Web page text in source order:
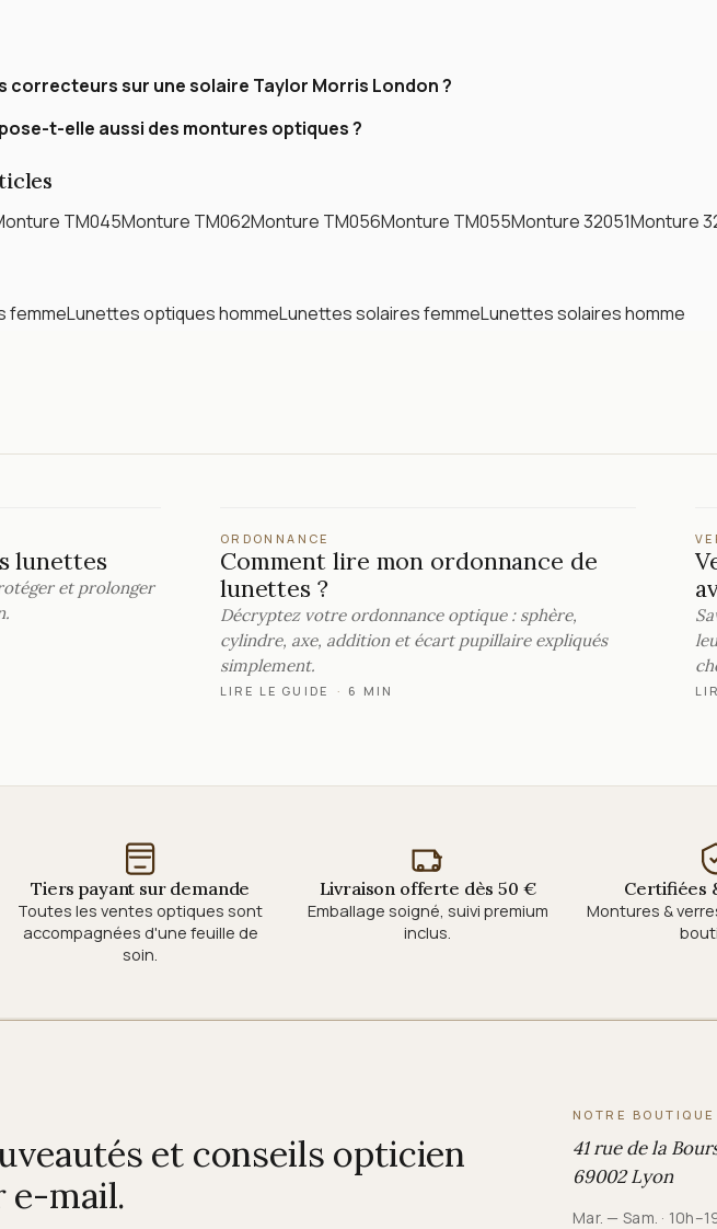
correcteurs sur une solaire Taylor Morris London ?
t-elle aussi des montures optiques ?
TM045Monture TM062Monture TM056Monture TM055Monture 32051Monture
femmeLunettes optiques hommeLunettes solaires femmeLunettes solaires homme
lunettes
et prolonger
ORDONNANCE
Comment lire mon ordonnance de
lunettes ?
Décryptez votre ordonnance optique : sphère,
cylindre, axe, addition et écart pupillaire expliqués
simplement.
LIRE LE GUIDE · 6 MIN
Tiers payant sur demande
Toutes les ventes optiques sont
accompagnées d'une feuille de
soin.
Livraison offerte dès 50 €
Emballage soigné, suivi premium
inclus.
Certifiées
Montures &
et conseils opticien
e-mail.
NOTRE BOUTIQUE
41 rue de la
69002 Lyon
Mar. — Sam. ·